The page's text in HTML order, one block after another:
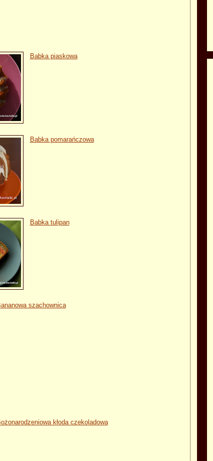
Babka piaskowa
Babka pomarańczowa
Babka tulipan
szachownica
kłoda czekoladowa